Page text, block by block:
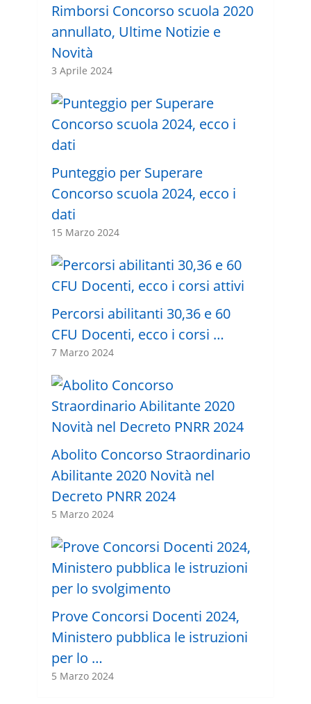
Rimborsi Concorso scuola 2020
annullato, Ultime Notizie e
Novità
3 Aprile 2024
Punteggio per Superare
Concorso scuola 2024, ecco i
dati
15 Marzo 2024
Percorsi abilitanti 30,36 e 60
CFU Docenti, ecco i corsi …
7 Marzo 2024
Abolito Concorso Straordinario
Abilitante 2020 Novità nel
Decreto PNRR 2024
5 Marzo 2024
Prove Concorsi Docenti 2024,
Ministero pubblica le istruzioni
per lo …
5 Marzo 2024